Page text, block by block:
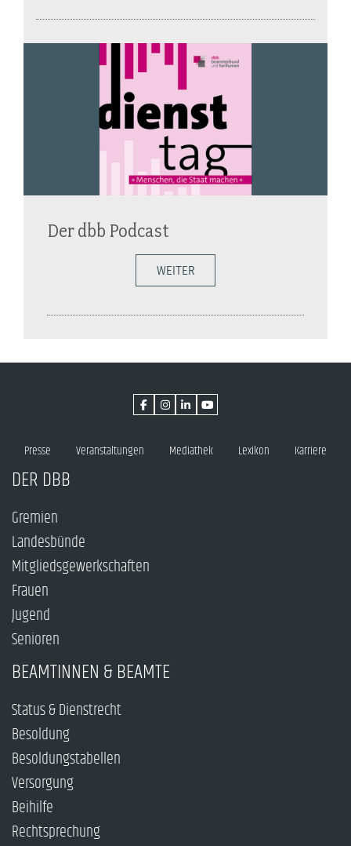
Der dbb Podcast
WEITER
Presse Veranstaltungen Mediathek Lexikon Karriere
DER DBB
Gremien
Landesbünde
Mitgliedsgewerkschaften
Frauen
Jugend
Senioren
BEAMTINNEN & BEAMTE
Status & Dienstrecht
Besoldung
Besoldungstabellen
Versorgung
Beihilfe
Rechtsprechung